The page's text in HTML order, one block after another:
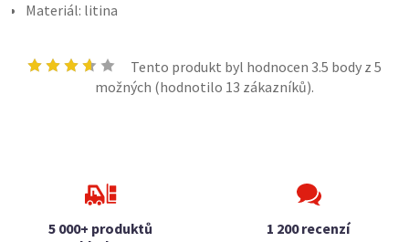
Materiál: litina
Tento produkt byl hodnocen 3.5 body z 5
možných (hodnotilo 13 zákazníků).
5 000+ produktů
1 200 recenzí